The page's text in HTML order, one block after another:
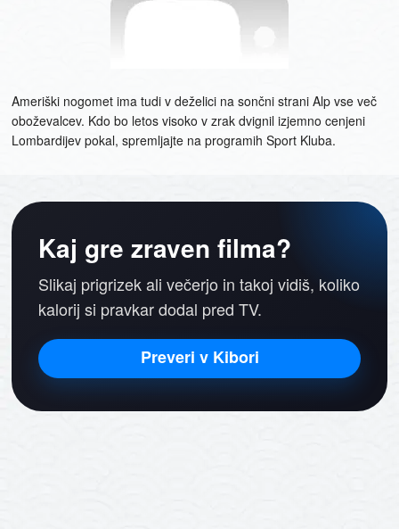
Ameriški nogomet ima tudi v deželici na sončni strani Alp vse več
oboževalcev. Kdo bo letos visoko v zrak dvignil izjemno cenjeni
Lombardijev pokal, spremljajte na programih Sport Kluba.
Kaj gre zraven filma?
Slikaj prigrizek ali večerjo in takoj vidiš, koliko
kalorij si pravkar dodal pred TV.
Preveri v Kibori